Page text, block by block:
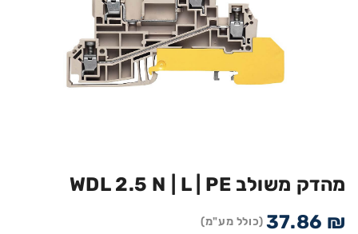
מהדק משולב WDL 2.5 N | L | PE
37.86 ₪ (כולל מע"מ)